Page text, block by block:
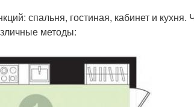
спальня, гостиная, кабинет и кухня.
методы: